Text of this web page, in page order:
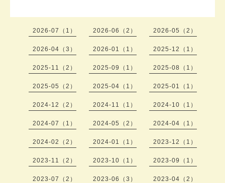
2026-07（1） 2026-06（2） 2026-05（2）
2026-04（3） 2026-01（1） 2025-12（1）
2025-11（2） 2025-09（1） 2025-08（1）
2025-05（2） 2025-04（1） 2025-01（1）
2024-12（2） 2024-11（1） 2024-10（1）
2024-07（1） 2024-05（2） 2024-04（1）
2024-02（2） 2024-01（1） 2023-12（1）
2023-11（2） 2023-10（1） 2023-09（1）
2023-07（2） 2023-06（3） 2023-04（2）